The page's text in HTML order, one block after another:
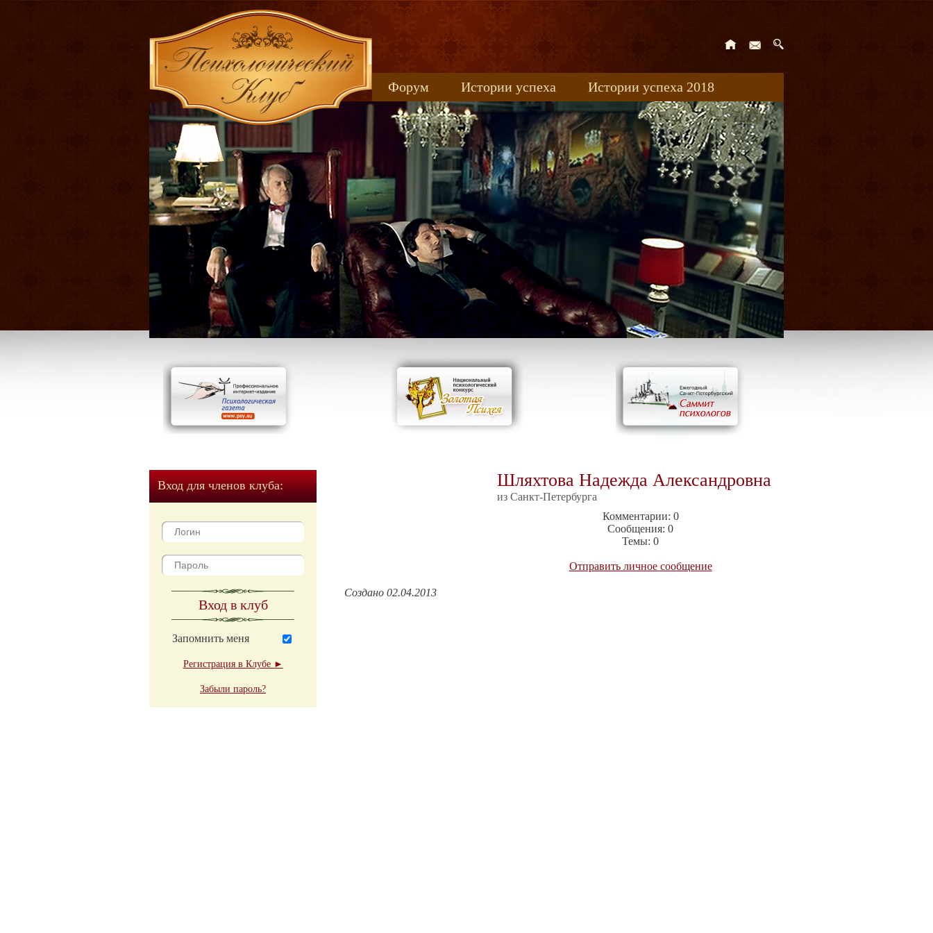
Форум Истории успеха
Истории успеха 2018
Книжные новинки
uspeh_2017
Вход для членов клуба:
Вход в клуб
Запомнить меня
Регистрация в Клубе ►
Забыли пароль?
Шляхтова Надежда Александровна
из Санкт-Петербурга
Комментарии: 0
Сообщения: 0
Темы: 0
Отправить личное сообщение
Создано 02.04.2013